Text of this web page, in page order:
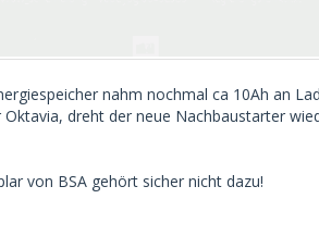
nahm nochmal ca 10Ah an
dreht der neue Nachbaustarter
von BSA gehört sicher nicht dazu!